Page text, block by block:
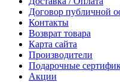
Договор публичной
Контакты
Возврат товара
Карта сайта
Производители
Подарочные
Акции